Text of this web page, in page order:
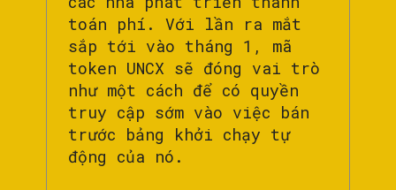
toán phí. Với lần ra mắt
sắp tới vào tháng 1, mã
token UNCX sẽ đóng vai trò
như một cách để có quyền
truy cập sớm vào việc bán
trước bảng khởi chạy tự
động của nó.